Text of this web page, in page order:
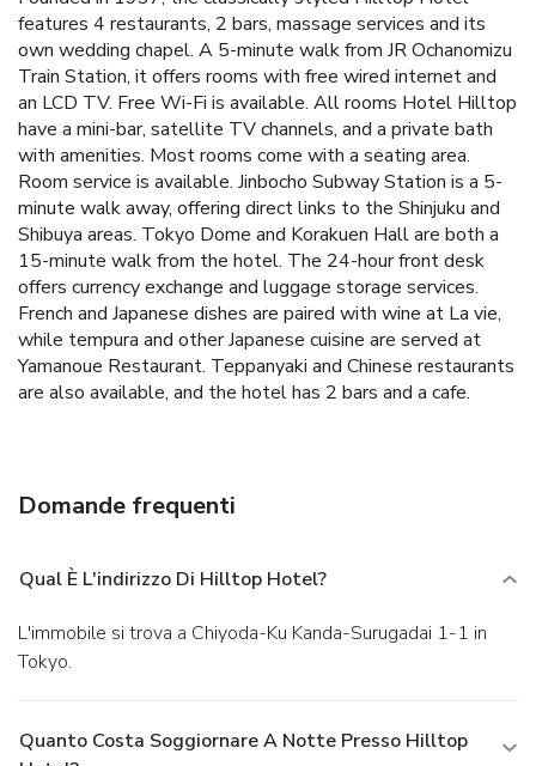
features 4 restaurants, 2 bars, massage services and its
own wedding chapel. A 5-minute walk from JR Ochanomizu
Train Station, it offers rooms with free wired internet and
an LCD TV. Free Wi-Fi is available. All rooms Hotel Hilltop
have a mini-bar, satellite TV channels, and a private bath
with amenities. Most rooms come with a seating area.
Room service is available. Jinbocho Subway Station is a 5-
minute walk away, offering direct links to the Shinjuku and
Shibuya areas. Tokyo Dome and Korakuen Hall are both a
15-minute walk from the hotel. The 24-hour front desk
offers currency exchange and luggage storage services.
French and Japanese dishes are paired with wine at La vie,
while tempura and other Japanese cuisine are served at
Yamanoue Restaurant. Teppanyaki and Chinese restaurants
are also available, and the hotel has 2 bars and a cafe.
Domande frequenti
Qual È L'indirizzo Di Hilltop Hotel?
L'immobile si trova a Chiyoda-Ku Kanda-Surugadai 1-1 in
Tokyo.
Quanto Costa Soggiornare A Notte Presso Hilltop